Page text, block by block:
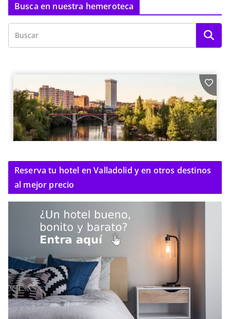
Busca en nuestra hemeroteca
Reserva tu hotel en Valladolid y en otros destinos
al mejor precio